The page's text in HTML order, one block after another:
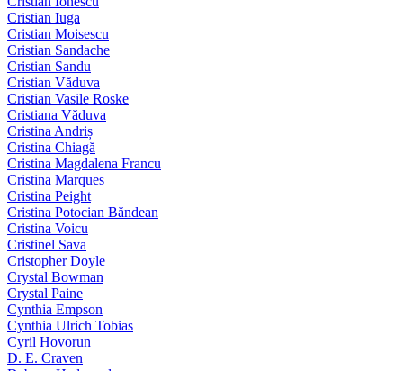
Cristian Iuga
Cristian Moisescu
Cristian Sandache
Cristian Sandu
Cristian Văduva
Cristian Vasile Roske
Cristiana Văduva
Cristina Andriș
Cristina Chiagă
Cristina Magdalena Francu
Cristina Marques
Cristina Peight
Cristina Potocian Băndean
Cristina Voicu
Cristinel Sava
Cristopher Doyle
Crystal Bowman
Crystal Paine
Cynthia Empson
Cynthia Ulrich Tobias
Cyril Hovorun
D. E. Craven